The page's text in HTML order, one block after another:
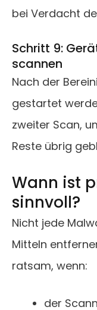
bei Verdacht
Schritt 9:
scannen
Nach der
gestartet
zweiter Scan,
Reste übrig
Wann ist
sinnvoll?
Nicht jede
Mitteln
ratsam, wenn:
der